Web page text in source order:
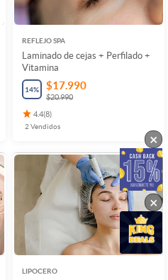
REFLEJO SPA
Laminado de cejas + Perfilado +
Vitamina
14% $17.990
$20.990
4.4(8)
2 Vendidos
LIPOCERO
×
×